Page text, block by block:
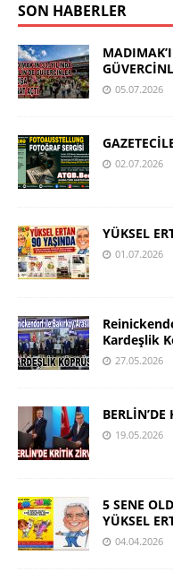
SON HABERLER
05.07.2026
02.07.2026
YÜKSEL
01.07.2026
Kardeşlik
27.05.2026
BERLİN’DE
19.05.2026
5 SENE
YÜKSEL
04.04.2026